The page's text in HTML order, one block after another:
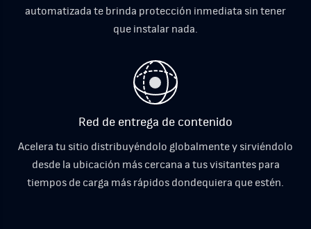
automatizada te brinda protección inmediata sin tener
que instalar nada.
Red de entrega de contenido
Acelera tu sitio distribuyéndolo globalmente y sirviéndolo
desde la ubicación más cercana a tus visitantes para
tiempos de carga más rápidos dondequiera que estén.